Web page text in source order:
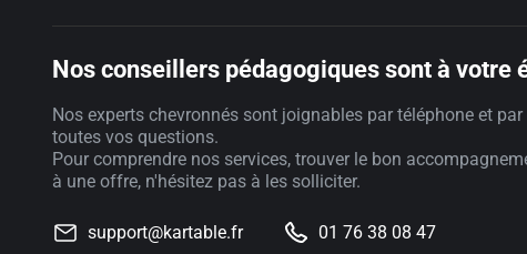
Nos conseillers pédagogiques sont à votre
Nos experts chevronnés sont joignables par téléphone et
toutes vos questions.
Pour comprendre nos services, trouver le bon
à une offre, n'hésitez pas à les solliciter.
support@kartable.fr 01 76 38 08 47